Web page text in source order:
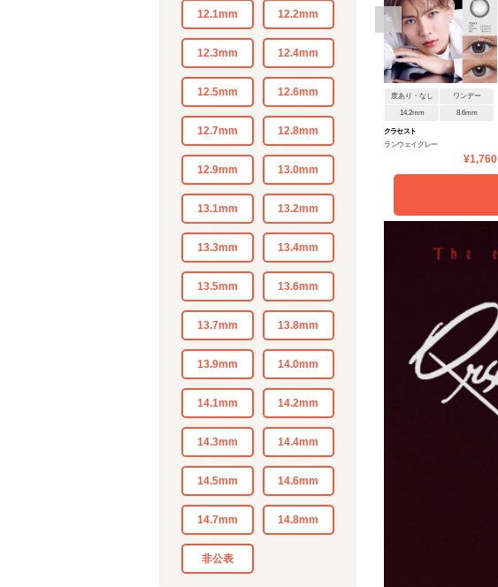
12.1mm 12.2mm
12.3mm 12.4mm
12.5mm 12.6mm
12.7mm 12.8mm
12.9mm 13.0mm
13.1mm 13.2mm
13.3mm 13.4mm
13.5mm 13.6mm
13.7mm 13.8mm
13.9mm 14.0mm
14.1mm 14.2mm
14.3mm 14.4mm
14.5mm 14.6mm
14.7mm 14.8mm
非公表
度あり・なし ワンデー
14.2mm 8.6mm
クラセスト
ランウェイグレー
¥1,760
<